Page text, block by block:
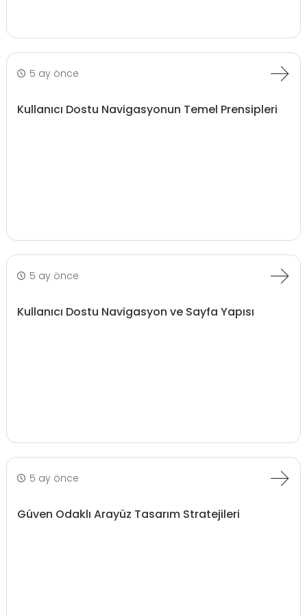
5 ay önce
Kullanıcı Dostu Navigasyonun Temel Prensipleri
5 ay önce
Kullanıcı Dostu Navigasyon ve Sayfa Yapısı
5 ay önce
Güven Odaklı Arayüz Tasarım Stratejileri